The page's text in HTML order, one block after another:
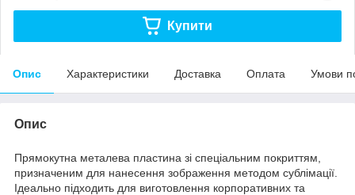
Купити
Опис Характеристики Доставка Оплата Умови
Опис
Прямокутна металева пластина зі спеціальним покриттям,
призначеним для нанесення зображення методом сублімації.
Ідеально підходить для виготовлення корпоративних та